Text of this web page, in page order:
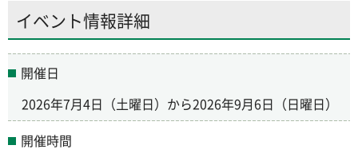
イベント情報詳細
開催日
2026年7月4日（土曜日） から2026年9月6日（日曜日）
開催時間